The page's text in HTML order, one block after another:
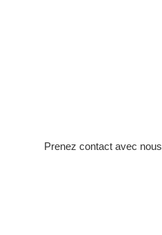
Prenez contact avec nous